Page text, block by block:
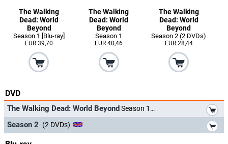
The Walking
Dead: World
Beyond
Season 1 [Blu-ray]
EUR 39,70
The Walking
Dead: World
Beyond
Season 1
EUR 40,46
The Walking
Dead: World
Beyond
Season 2 (2 DVDs)
EUR 28,44
DVD
The Walking Dead: World Beyond Season 1
Season 2 (2 DVDs)